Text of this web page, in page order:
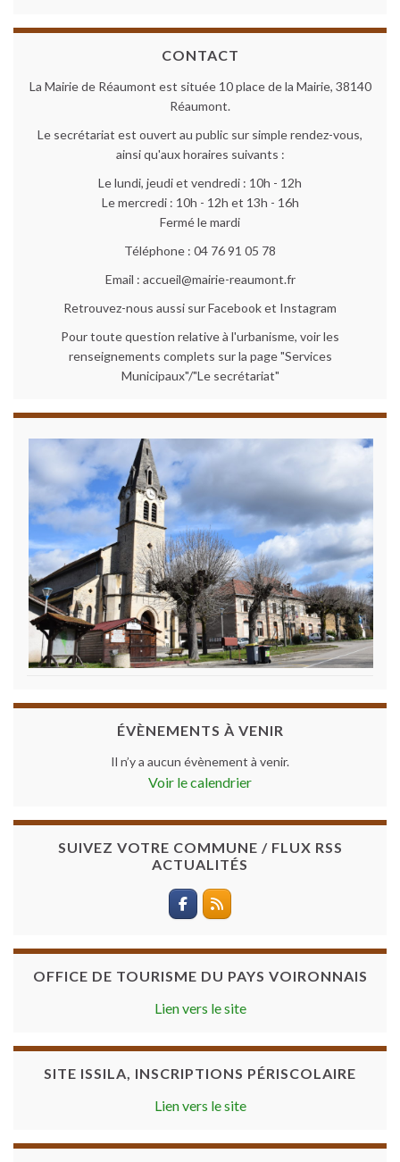
CONTACT
La Mairie de Réaumont est située 10 place de la Mairie, 38140
Réaumont.
Le secrétariat est ouvert au public sur simple rendez-vous,
ainsi qu'aux horaires suivants :
Le lundi, jeudi et vendredi : 10h - 12h
Le mercredi : 10h - 12h et 13h - 16h
Fermé le mardi
Téléphone : 04 76 91 05 78
Email : accueil@mairie-reaumont.fr
Retrouvez-nous aussi sur Facebook et Instagram
Pour toute question relative à l'urbanisme, voir les
renseignements complets sur la page "Services
Municipaux"/"Le secrétariat"
ÉVÈNEMENTS À VENIR
Il n’y a aucun évènement à venir.
Voir le calendrier
SUIVEZ VOTRE COMMUNE / FLUX RSS
ACTUALITÉS
OFFICE DE TOURISME DU PAYS VOIRONNAIS
Lien vers le site
SITE ISSILA, INSCRIPTIONS PÉRISCOLAIRE
Lien vers le site